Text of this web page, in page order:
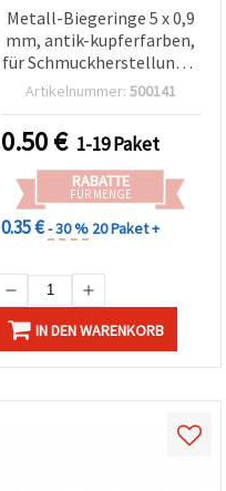
Metall-Biegeringe 5 x 0,9
mm, antik-kupferfarben,
für Schmuckherstellung &
DIY-Basteln, 200 Stück
Artikelnummer: 500141
0.50€ 1-19 Paket
RABATTE
FÜR MENGE
0.35 €- 30 % 20 Paket +
IN DEN WARENKORB